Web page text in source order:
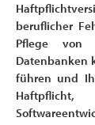
beruflicher
Pflege von
Datenbanken
führen und